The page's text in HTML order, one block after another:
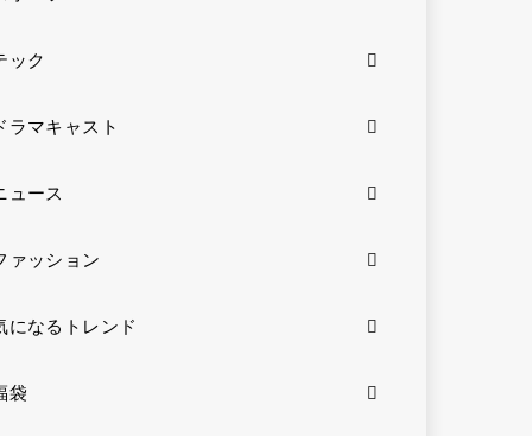
ック
ラマキャスト
ュース
ァッション
になるトレンド
袋